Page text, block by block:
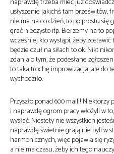
usłyszenie jakichś tam prześwitów,
nie ma na co dzień, to po prostu się
grać nieczysto itp. Bierzemy na to
wcześniej kto wystąpi, żeby
będzie czuł na siłach to ok. Nikt
zdania o tym, że podesłane
to taka trochę improwizacja, ale do
wychodziło.
Przyszło ponad 600 maili! Niektórzy
i naprawdę ogrom pracy włożyli w
wysłać. Niestety nie wszystkich
naprawdę świetnie grają nie byli w
harmonicznych, więc pojawia się
a nie ma czasu, żeby ich tego